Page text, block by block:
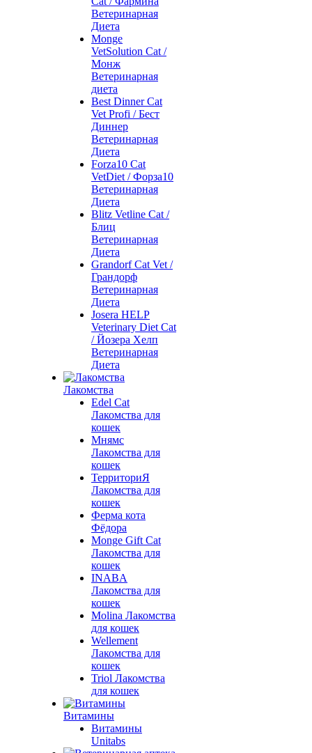
Ветеринарная
Диета
Monge
VetSolution Cat /
Монж
Ветеринарная
диета
Best Dinner Cat
Vet Profi / Бест
Диннер
Ветеринарная
Диета
Forza10 Cat
VetDiet / Форза10
Ветеринарная
Диета
Blitz Vetline Cat /
Блиц
Ветеринарная
Диета
Grandorf Cat Vet /
Грандорф
Ветеринарная
Диета
Josera HELP
Veterinary Diet Cat
/ Йозера Хелп
Ветеринарная
Диета
Лакомства
Edel Cat
Лакомства для
кошек
Мнямс
Лакомства для
кошек
ТерриториЯ
Лакомства для
кошек
Ферма кота
Фёдора
Monge Gift Cat
Лакомства для
кошек
INABA
Лакомства для
кошек
Molina Лакомства
для кошек
Wellement
Лакомства для
кошек
Triol Лакомства
для кошек
Витамины
Витамины
Unitabs